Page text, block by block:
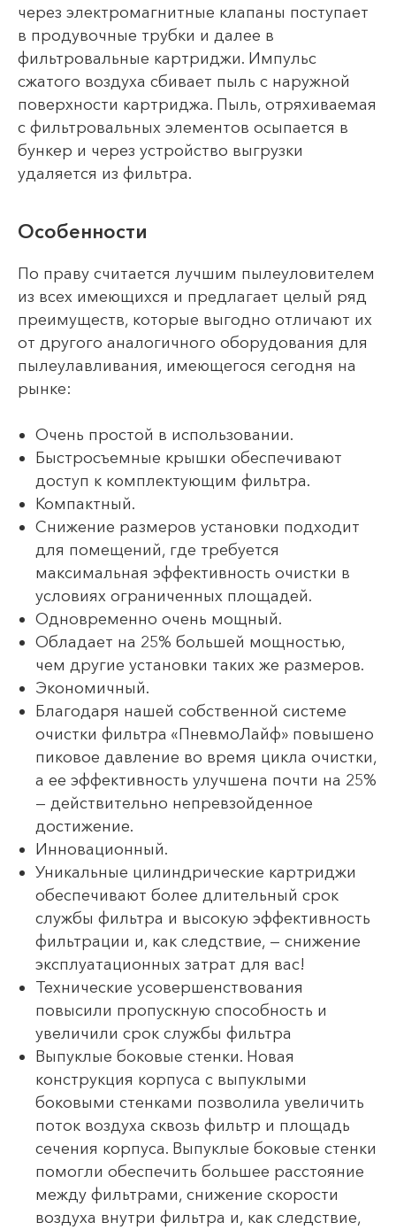
через электромагнитные клапаны поступает
в продувочные трубки и далее в
фильтровальные картриджи. Импульс
сжатого воздуха сбивает пыль с наружной
поверхности картриджа. Пыль, отряхиваемая
с фильтровальных элементов осыпается в
бункер и через устройство выгрузки
удаляется из фильтра.
Особенности
По праву считается лучшим пылеуловителем
из всех имеющихся и предлагает целый ряд
преимуществ, которые выгодно отличают их
от другого аналогичного оборудования для
пылеулавливания, имеющегося сегодня на
рынке:
Очень простой в использовании.
Быстросъемные крышки обеспечивают
доступ к комплектующим фильтра.
Компактный.
Снижение размеров установки подходит
для помещений, где требуется
максимальная эффективность очистки в
условиях ограниченных площадей.
Одновременно очень мощный.
Обладает на 25% большей мощностью,
чем другие установки таких же размеров.
Экономичный.
Благодаря нашей собственной системе
очистки фильтра «ПневмоЛайф» повышено
пиковое давление во время цикла очистки,
а ее эффективность улучшена почти на 25%
— действительно непревзойденное
достижение.
Инновационный.
Уникальные цилиндрические картриджи
обеспечивают более длительный срок
службы фильтра и высокую эффективность
фильтрации и, как следствие, — снижение
эксплуатационных затрат для вас!
Технические усовершенствования
повысили пропускную способность и
увеличили срок службы фильтра
Выпуклые боковые стенки. Новая
конструкция корпуса с выпуклыми
боковыми стенками позволила увеличить
поток воздуха сквозь фильтр и площадь
сечения корпуса. Выпуклые боковые стенки
помогли обеспечить большее расстояние
между фильтрами, снижение скорости
воздуха внутри фильтра и, как следствие,